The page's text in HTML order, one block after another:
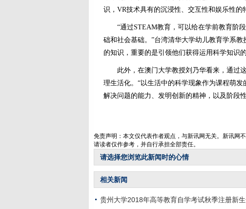
识，VR技术具有的沉浸性、交互性和娱乐性的
“通过STEAM教育，可以给在学前教育阶段
础和社会基础。”台湾清华大学幼儿教育学系
的知识，重要的是引领他们获得运用科学知识
此外，在澳门大学教授刘乃华看来，通过这
理生活化。“以生活中的科学现象作为课程萌
解决问题的能力、发明创新的精神，以及阶段
免责声明：本文仅代表作者观点，与新讯网无关。新讯网
请读者仅作参考，并自行承担全部责任。
请选择您浏览此新闻时的心情
相关新闻
贵州大学2018年高等教育自学考试秋季注册新